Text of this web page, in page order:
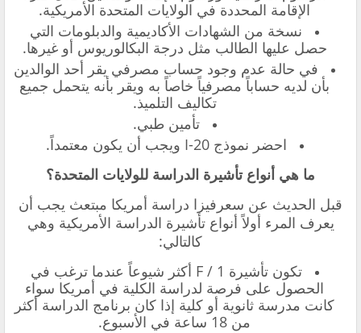
الإقامة المحددة في الولايات المتحدة الأمريكية.
نسخة من الشهادات الأكاديمية والدبلومات التي
حصل عليها الطالب مثل درجة البكالوريوس أو غيرها.
في حالة عدم وجود حساب مصرفي يقر أحد الوالدين
بأن لديه حساباً مصرفياً خاصاً به ويقر بأنه يتحمل جميع
تكاليف التلميذ.
تأمين طبي.
احضر نموذج I-20 ويجب أن يكون معتمداً.
ما هي أنواع تأشيرة الدراسة للولايات المتحدة؟
قبل الحديث عن سعرفيزا دراسة أمريكا مبتعث يجب أن
يعرف المرء أولاً أنواع تأشيرة الدراسة الأمريكية وهي
كالتالي:
تكون تأشيرة F / 1 أكثر شيوعاً عندما ترغب في
الحصول على فرصة لدراسة الكلية في أمريكا سواء
كانت مدرسة ثانوية أو كلية إذا كان برنامج الدراسة أكثر
من 18 ساعة في الأسبوع.